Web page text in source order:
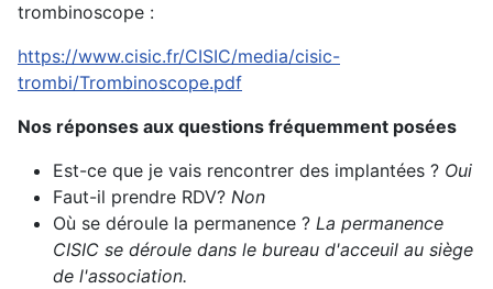
trombinoscope :
https://www.cisic.fr/CISIC/media/cisic-
trombi/Trombinoscope.pdf
Nos réponses aux questions fréquemment posées
Est-ce que je vais rencontrer des implantées ? Oui
Faut-il prendre RDV? Non
Où se déroule la permanence ? La permanence
CISIC se déroule dans le bureau d'acceuil au siège
de l'association.